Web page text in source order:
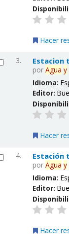
Hacer
3. Estacion
porAgua y
Idioma:
Editor:
Hacer
4. Estación
porAgua y
Idioma:
Editor:
Hacer